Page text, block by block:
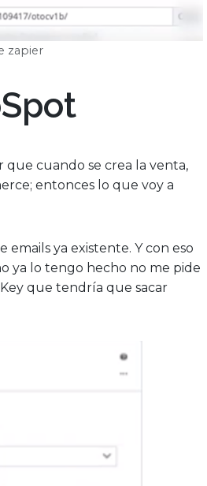
zapier
que cuando se crea la venta,
entonces lo que voy a
emails ya existente. Y con eso
ya lo tengo hecho no me pide
que tendría que sacar